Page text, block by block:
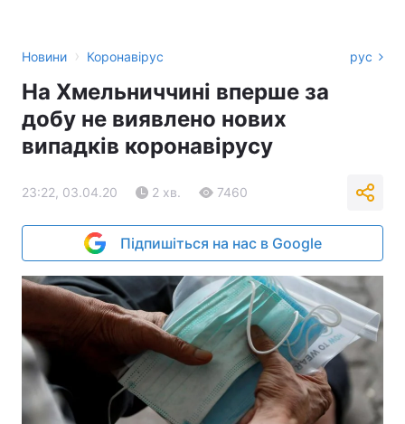
Новини › Коронавірус рус
На Хмельниччині вперше за
добу не виявлено нових
випадків коронавірусу
23:22, 03.04.20 2 хв. 7460
Підпишіться на нас в Google